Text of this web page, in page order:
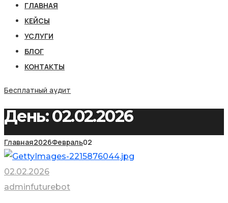
ГЛАВНАЯ
КЕЙСЫ
УСЛУГИ
БЛОГ
КОНТАКТЫ
Бесплатный аудит
День:02.02.2026
Главная2026Февраль02
02.02.2026
adminfuturebot